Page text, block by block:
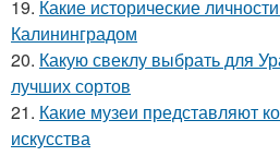
19. Какие исторические
Калининградом
20. Какую свеклу выбрать для
лучших сортов
21. Какие музеи представляют
искусства